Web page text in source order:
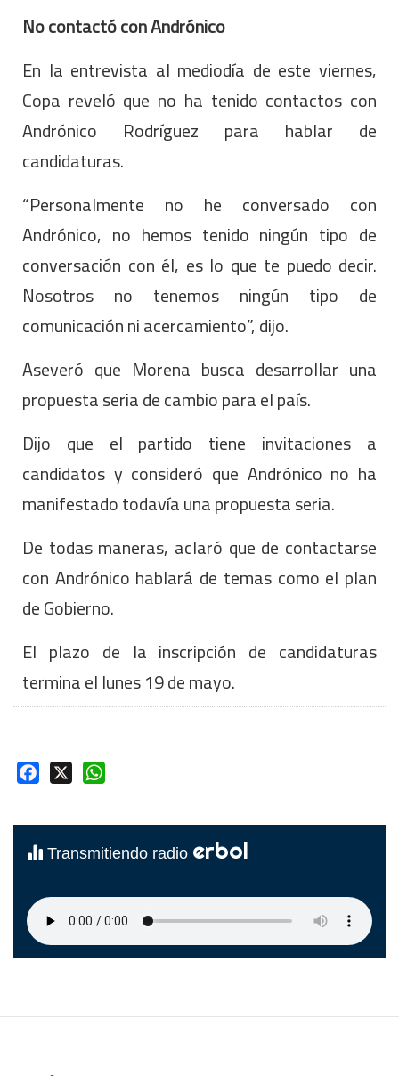
No contactó con Andrónico
En la entrevista al mediodía de este viernes,
Copa reveló que no ha tenido contactos con
Andrónico Rodríguez para hablar de
candidaturas.
“Personalmente no he conversado con
Andrónico, no hemos tenido ningún tipo de
conversación con él, es lo que te puedo decir.
Nosotros no tenemos ningún tipo de
comunicación ni acercamiento”, dijo.
Aseveró que Morena busca desarrollar una
propuesta seria de cambio para el país.
Dijo que el partido tiene invitaciones a
candidatos y consideró que Andrónico no ha
manifestado todavía una propuesta seria.
De todas maneras, aclaró que de contactarse
con Andrónico hablará de temas como el plan
de Gobierno.
El plazo de la inscripción de candidaturas
termina el lunes 19 de mayo.
Facebook
Transmitiendo radio erbol